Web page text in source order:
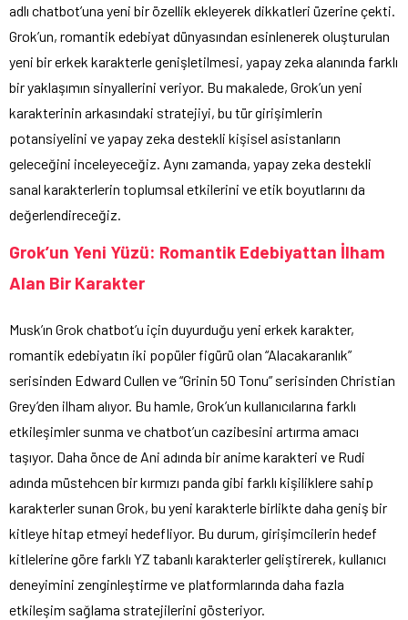
adlı chatbot’una yeni bir özellik ekleyerek dikkatleri üzerine çekti.
Grok’un, romantik edebiyat dünyasından esinlenerek oluşturulan
yeni bir erkek karakterle genişletilmesi, yapay zeka alanında farklı
bir yaklaşımın sinyallerini veriyor. Bu makalede, Grok’un yeni
karakterinin arkasındaki stratejiyi, bu tür girişimlerin
potansiyelini ve yapay zeka destekli kişisel asistanların
geleceğini inceleyeceğiz. Aynı zamanda, yapay zeka destekli
sanal karakterlerin toplumsal etkilerini ve etik boyutlarını da
değerlendireceğiz.
Grok’un Yeni Yüzü: Romantik Edebiyattan İlham
Alan Bir Karakter
Musk’ın Grok chatbot’u için duyurduğu yeni erkek karakter,
romantik edebiyatın iki popüler figürü olan “Alacakaranlık”
serisinden Edward Cullen ve “Grinin 50 Tonu” serisinden Christian
Grey’den ilham alıyor. Bu hamle, Grok’un kullanıcılarına farklı
etkileşimler sunma ve chatbot’un cazibesini artırma amacı
taşıyor. Daha önce de Ani adında bir anime karakteri ve Rudi
adında müstehcen bir kırmızı panda gibi farklı kişiliklere sahip
karakterler sunan Grok, bu yeni karakterle birlikte daha geniş bir
kitleye hitap etmeyi hedefliyor. Bu durum, girişimcilerin hedef
kitlelerine göre farklı YZ tabanlı karakterler geliştirerek, kullanıcı
deneyimini zenginleştirme ve platformlarında daha fazla
etkileşim sağlama stratejilerini gösteriyor.